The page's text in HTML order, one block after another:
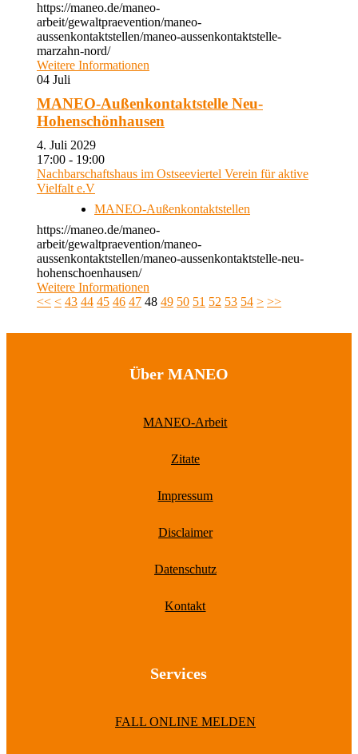
https://maneo.de/maneo-
arbeit/gewaltpraevention/maneo-
aussenkontaktstellen/maneo-aussenkontaktstelle-
marzahn-nord/
Weitere Informationen
04 Juli
MANEO-Außenkontaktstelle Neu-
Hohenschönhausen
4. Juli 2029
17:00 - 19:00
Nachbarschaftshaus im Ostseeviertel Verein für aktive
Vielfalt e.V
MANEO-Außenkontaktstellen
https://maneo.de/maneo-
arbeit/gewaltpraevention/maneo-
aussenkontaktstellen/maneo-aussenkontaktstelle-neu-
hohenschoenhausen/
Weitere Informationen
<< < 43 44 45 46 47 48 49 50 51 52 53 54 > >>
Über MANEO
MANEO-Arbeit
Zitate
Impressum
Disclaimer
Datenschutz
Kontakt
Services
FALL ONLINE MELDEN